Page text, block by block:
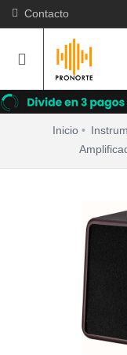
Contacto
Inicio